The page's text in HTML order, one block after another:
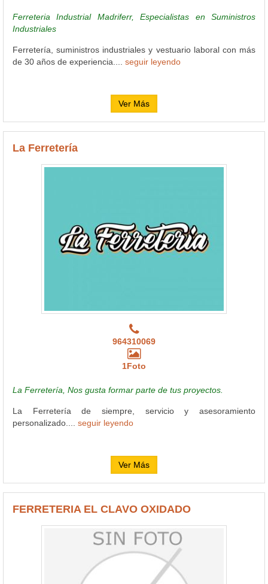
Ferreteria Industrial Madriferr, Especialistas en Suministros
Industriales
Ferretería, suministros industriales y vestuario laboral con más
de 30 años de experiencia.... seguir leyendo
Ver Más
La Ferretería
964310069
1Foto
La Ferretería, Nos gusta formar parte de tus proyectos.
La Ferretería de siempre, servicio y asesoramiento
personalizado.... seguir leyendo
Ver Más
FERRETERIA EL CLAVO OXIDADO